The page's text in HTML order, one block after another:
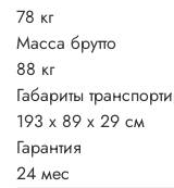
78 кг
Масса брутто
88 кг
Габариты
193 x 89 x 29 см
Гарантия
24 мес